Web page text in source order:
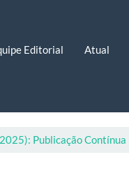
Editorial Atual
Publicação Contínua